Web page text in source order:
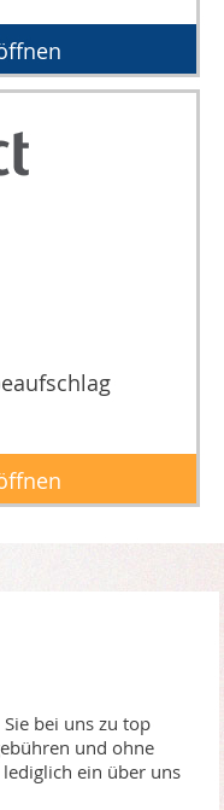
bei uns zu top
und ohne
ein über uns